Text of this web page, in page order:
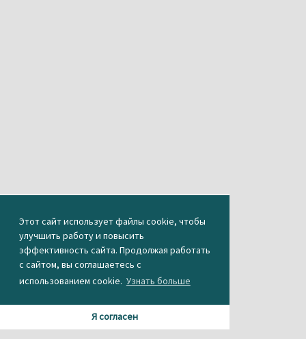
Этот сайт использует файлы cookie, чтобы
улучшить работу и повысить
эффективность сайта. Продолжая работать
с сайтом, вы соглашаетесь с
использованием cookie. Узнать больше
Я согласен